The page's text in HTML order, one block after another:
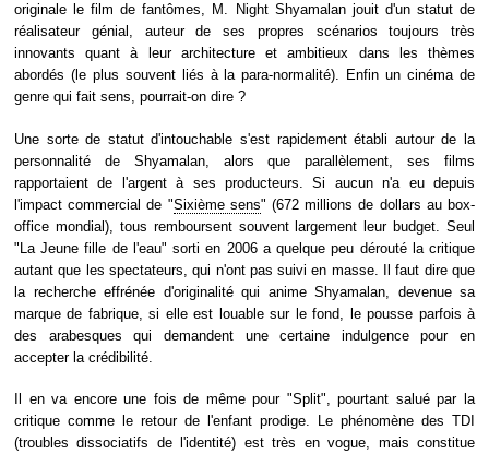
originale le film de fantômes, M. Night Shyamalan jouit d'un statut de
réalisateur génial, auteur de ses propres scénarios toujours très
innovants quant à leur architecture et ambitieux dans les thèmes
abordés (le plus souvent liés à la para-normalité). Enfin un cinéma de
genre qui fait sens, pourrait-on dire ?
Une sorte de statut d'intouchable s'est rapidement établi autour de la
personnalité de Shyamalan, alors que parallèlement, ses films
rapportaient de l'argent à ses producteurs. Si aucun n'a eu depuis
l'impact commercial de "Sixième sens" (672 millions de dollars au box-
office mondial), tous remboursent souvent largement leur budget. Seul
"La Jeune fille de l'eau" sorti en 2006 a quelque peu dérouté la critique
autant que les spectateurs, qui n'ont pas suivi en masse. Il faut dire que
la recherche effrénée d'originalité qui anime Shyamalan, devenue sa
marque de fabrique, si elle est louable sur le fond, le pousse parfois à
des arabesques qui demandent une certaine indulgence pour en
accepter la crédibilité.
Il en va encore une fois de même pour "Split", pourtant salué par la
critique comme le retour de l'enfant prodige. Le phénomène des TDI
(troubles dissociatifs de l'identité) est très en vogue, mais constitue